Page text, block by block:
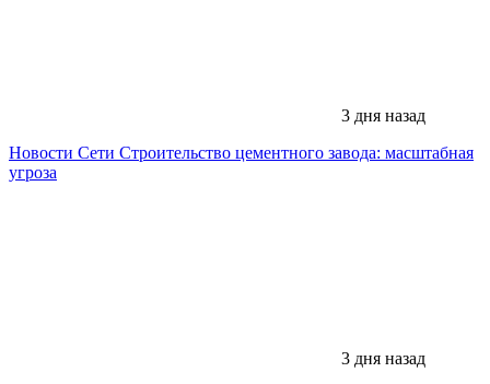
3 дня назад
Новости Сети Строительство цементного завода: масштабная
угроза
3 дня назад